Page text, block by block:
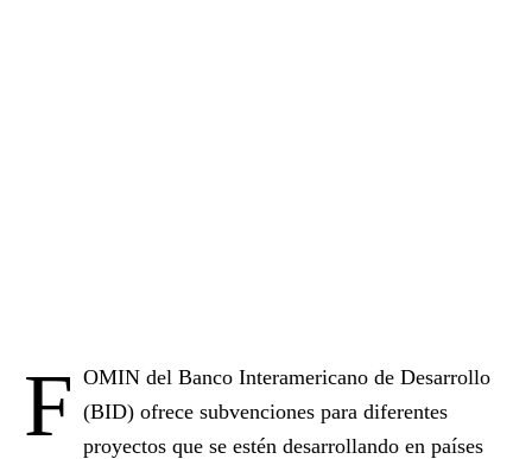
F OMIN del Banco Interamericano de Desarrollo
(BID) ofrece subvenciones para diferentes
proyectos que se estén desarrollando en países